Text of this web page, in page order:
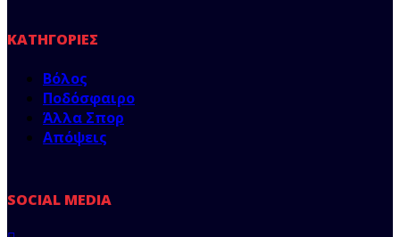
ΚΑΤΗΓΟΡΊΕΣ
Βόλος
Ποδόσφαιρο
Άλλα Σπορ
Απόψεις
SOCIAL MEDIA